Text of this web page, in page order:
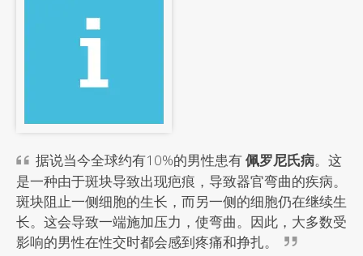
据说当今全球约有10%的男性患有佩罗尼氏病。这
是一种由于斑块导致出现疤痕，导致器官弯曲的疾病。
斑块阻止一侧细胞的生长，而另一侧的细胞仍在继续生
长。这会导致一端施加压力，使弯曲。因此，大多数受
影响的男性在性交时都会感到疼痛和挣扎。